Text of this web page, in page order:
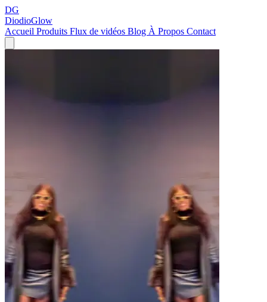
DG
DiodioGlow
Accueil Produits Flux de vidéos Blog À Propos Contact